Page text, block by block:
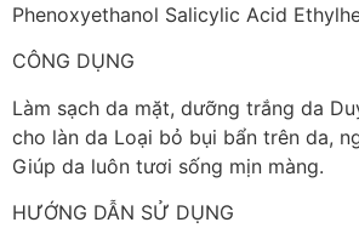
Phenoxyethanol Salicylic Acid
CÔNG DỤNG
Làm sạch da mặt, dưỡng trắng da
cho làn da Loại bỏ bụi bẩn trên da,
Giúp da luôn tươi sống mịn màng.
HƯỚNG DẪN SỬ DỤNG